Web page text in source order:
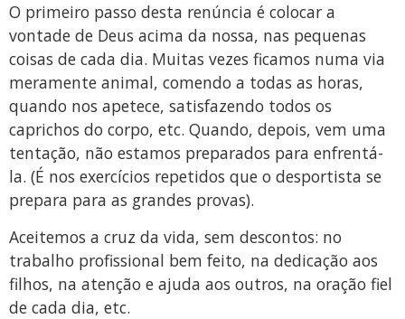
O primeiro passo desta renúncia é colocar a
vontade de Deus acima da nossa, nas pequenas
coisas de cada dia. Muitas vezes ficamos numa via
meramente animal, comendo a todas as horas,
quando nos apetece, satisfazendo todos os
caprichos do corpo, etc. Quando, depois, vem uma
tentação, não estamos preparados para enfrentá-
la. (É nos exercícios repetidos que o desportista se
prepara para as grandes provas).
Aceitemos a cruz da vida, sem descontos: no
trabalho profissional bem feito, na dedicação aos
filhos, na atenção e ajuda aos outros, na oração fiel
de cada dia, etc.